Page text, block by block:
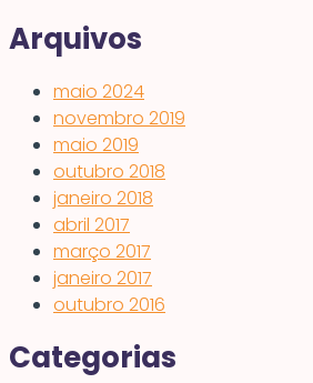
Arquivos
maio 2024
novembro 2019
maio 2019
outubro 2018
janeiro 2018
abril 2017
março 2017
janeiro 2017
outubro 2016
Categorias